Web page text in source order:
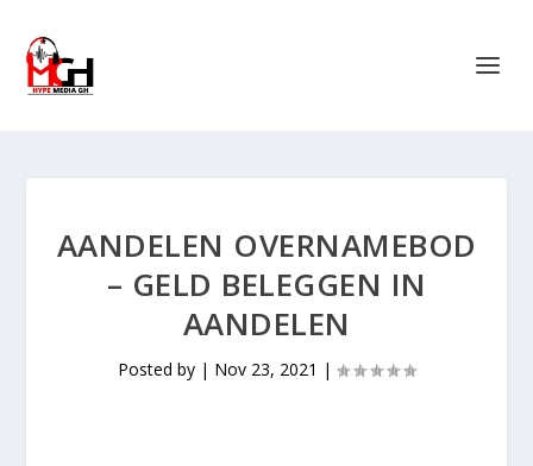
AANDELEN OVERNAMEBOD
– GELD BELEGGEN IN
AANDELEN
Posted by | Nov 23, 2021 |